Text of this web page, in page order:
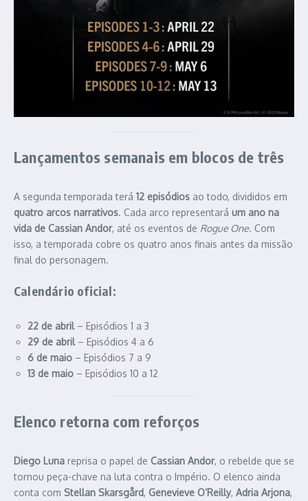
Lançamentos semanais em blocos de três
A segunda temporada terá 12 episódios ao todo, divididos em
quatro arcos narrativos. Cada arco representará um ano na
vida de Cassian Andor, até os eventos de Rogue One. Com
isso, a temporada cobre os quatro anos finais antes da missão
final do personagem.
Calendário oficial:
22 de abril– Episódios 1 a 3
29 de abril– Episódios 4 a 6
6 de maio – Episódios 7 a 9
13 de maio – Episódios 10 a 12
Elenco retorna com reforços
Diego Luna reprisa o papel de Cassian Andor, o rebelde que se
tornou peça-chave na luta contra o Império. O elenco ainda
conta com Stellan Skarsgård, Genevieve O’Reilly, Adria Arjona,